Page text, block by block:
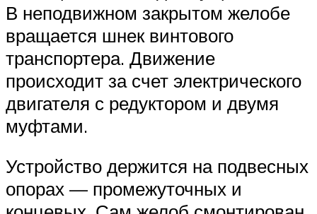
В неподвижном закрытом желобе
вращается шнек винтового
транспортера. Движение
происходит за счет электрического
двигателя с редуктором и двумя
муфтами.
Устройство держится на подвесных
опорах — промежуточных и